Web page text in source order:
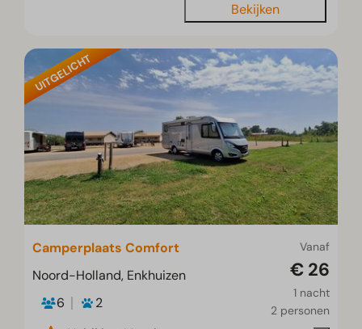
Bekijken
UITGELICHT
Vanaf
€ 26
1 nacht
2 personen
Camperplaats Comfort
Noord-Holland, Enkhuizen
6
2